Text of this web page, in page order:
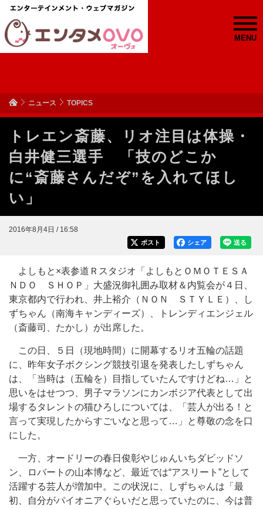
MENU
ニュース TOPICS
トレエン斎藤、リオ注目は体操・
白井健三選手 「技のどこか
に“斎藤さんだぞ”を入れてほし
い」
2016年8月4日 / 16:58
送る
シェア
ポスト
よしもと×表参道Ｒスタジオ「よしもとＯＭＯＴＥＳＡ
ＮＤＯ ＳＨＯＰ」大盛況御礼囲み取材＆内覧会が４日、
東京都内で行われ、井上裕介（ＮＯＮ ＳＴＹＬＥ）、し
ずちゃん（南海キャンディーズ）、トレンディエンジェル
（斎藤司、たかし）が出席した。
この日、５日（現地時間）に開幕するリオ五輪の話題
に、昨年女子ボクシング競技引退を発表したしずちゃん
は、「当時は（五輪を）目指していたんですけどね…」と
思いをはせつつ、男子マラソンにカンボジア代表として出
場するタレントの猫ひろしについては、「芸人が出る！と
言って実現したからすごいなと思って…」と尊敬の念を口
にした。
一方、オードリーの春日俊彰やじゅんいちダビッドソ
ン、ロバートの山本博など、最近では“アスリート”として
活躍する芸人が増加中。この状況に、しずちゃんは「最
初、自分がパイオニアぐらいだと思っていたのに、今は普